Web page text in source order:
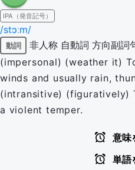
IPA（発音記号）
/stɔːm/
動詞 非人称 自動詞 方向副詞
(impersonal) (weather it)
winds and usually rain,
(intransitive) (figuratively)
a violent temper.
意味
単語